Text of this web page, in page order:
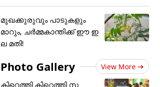
നേട്ടം
മുഖക്കുരുവും പാടുകളും
മാറും, ചർമ്മകാന്തിക്ക് ഈ ഇ
ല മതി!
Photo Gallery View More
കിറ്റെത്തി കിറ്റെത്തി സ